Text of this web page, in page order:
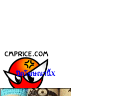
ปิดโฆษณานี้X